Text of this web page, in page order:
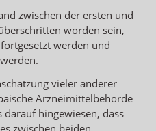
zwischen der ersten und
worden sein,
werden und
vieler anderer
Arzneimittelbehörde
hingewiesen, dass
zwischen beiden